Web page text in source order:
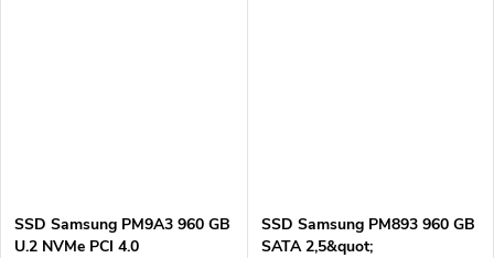
SSD Samsung PM9A3 960 GB
U.2 NVMe PCI 4.0
SSD Samsung PM893 960 GB
SATA 2,5&quot;